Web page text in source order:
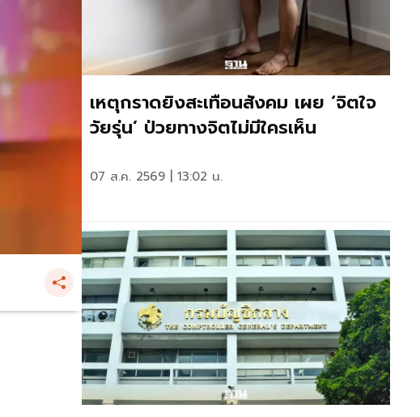
เหตุกราดยิงสะเทือนสังคม เผย ‘จิตใจ
วัยรุ่น’ ป่วยทางจิตไม่มีใครเห็น
07 ส.ค. 2569 | 13:02 น.